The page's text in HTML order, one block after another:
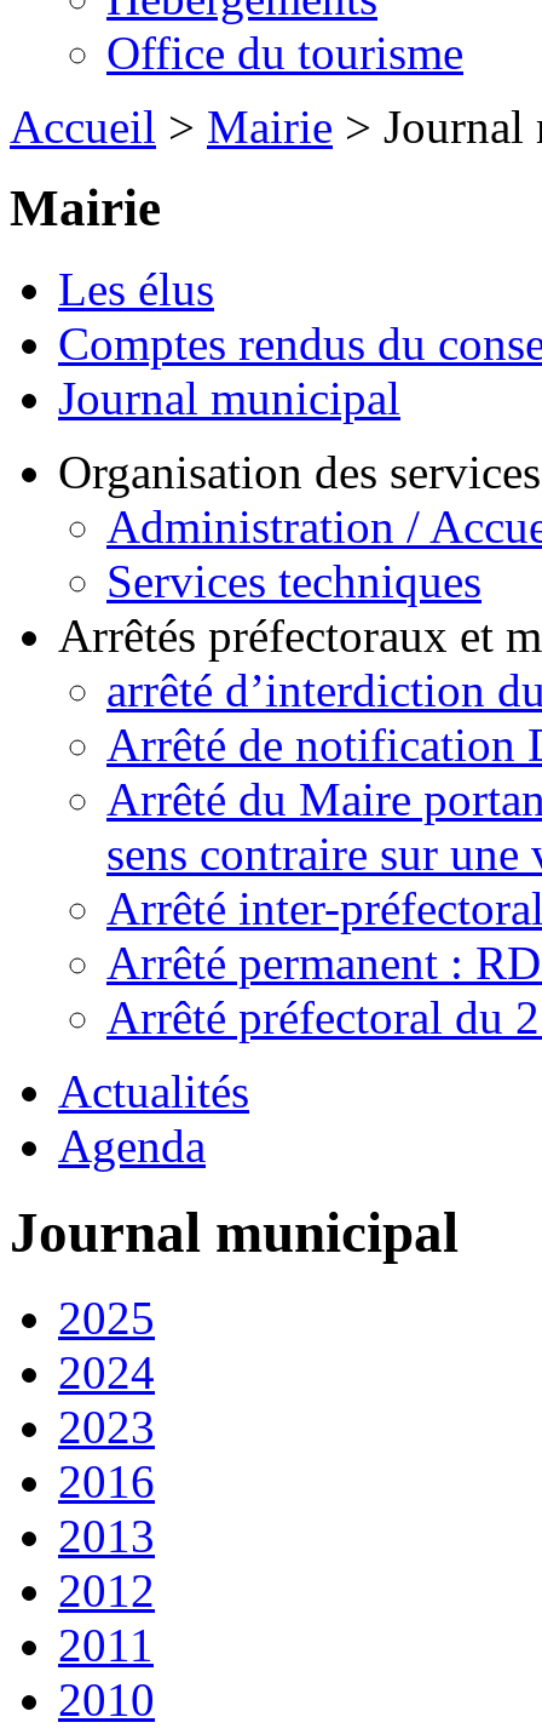
Office du tourisme
Accueil > Mairie >
Mairie
Les élus
Comptes rendus du
Journal municipal
Organisation des
Administration /
Services techniques
Arrêtés préfectoraux et
arrêté d’interdiction
Arrêté de notification
Arrêté du Maire
sens contraire sur une
Arrêté inter-
Arrêté permanent :
Arrêté préfectoral du
Actualités
Agenda
Journal municipal
2025
2024
2023
2016
2013
2012
2011
2010